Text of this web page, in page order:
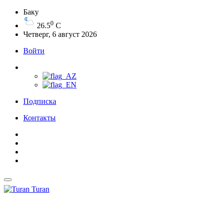
Баку
26.50 C
Четверг, 6 август 2026
Войти
Подписка
Контакты
Turan